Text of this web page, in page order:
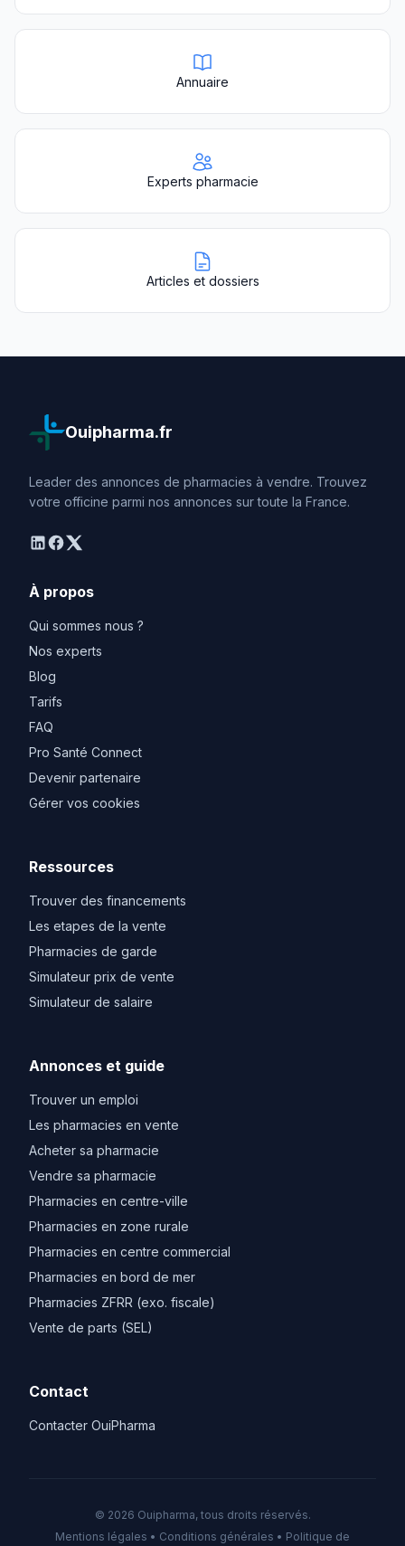
Annuaire
Experts pharmacie
Articles et dossiers
Ouipharma.fr
Leader des annonces de pharmacies à vendre. Trouvez
votre officine parmi nos annonces sur toute la France.
linkedin
facebook
twitter
À propos
Qui sommes nous ?
Nos experts
Blog
Tarifs
FAQ
Pro Santé Connect
Devenir partenaire
Gérer vos cookies
Ressources
Trouver des financements
Les etapes de la vente
Pharmacies de garde
Simulateur prix de vente
Simulateur de salaire
Annonces et guide
Trouver un emploi
Les pharmacies en vente
Acheter sa pharmacie
Vendre sa pharmacie
Pharmacies en centre-ville
Pharmacies en zone rurale
Pharmacies en centre commercial
Pharmacies en bord de mer
Pharmacies ZFRR (exo. fiscale)
Vente de parts (SEL)
Contact
Contacter OuiPharma
© 2026 Ouipharma, tous droits réservés.
Mentions légales • Conditions générales • Politique de